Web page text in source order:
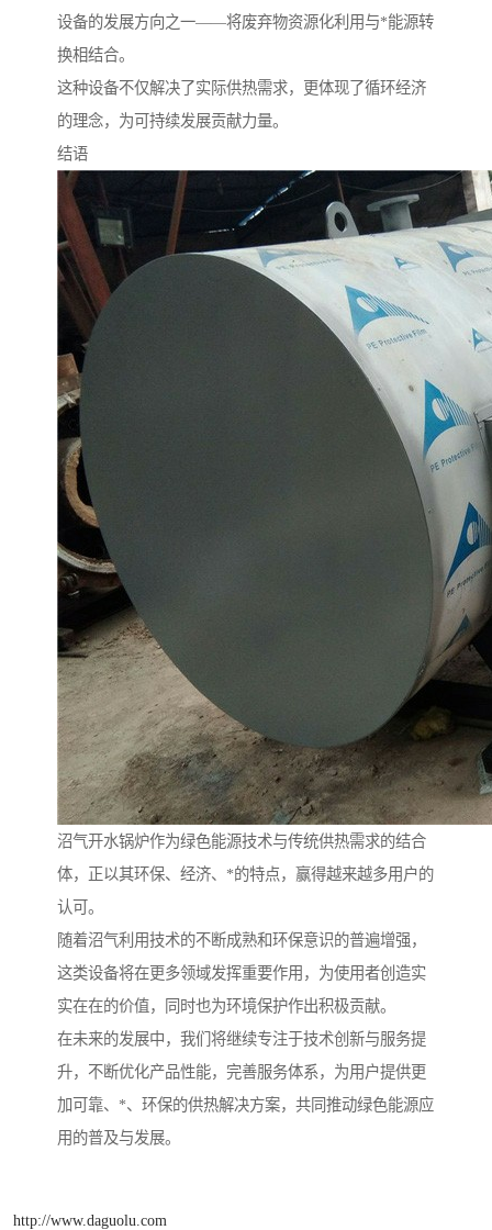
设备的发展方向之一——将废弃物资源化利用与*能源转
换相结合。
这种设备不仅解决了实际供热需求，更体现了循环经济
的理念，为可持续发展贡献力量。
结语
沼气开水锅炉作为绿色能源技术与传统供热需求的结合
体，正以其环保、经济、*的特点，赢得越来越多用户的
认可。
随着沼气利用技术的不断成熟和环保意识的普遍增强，
这类设备将在更多领域发挥重要作用，为使用者创造实
实在在的价值，同时也为环境保护作出积极贡献。
在未来的发展中，我们将继续专注于技术创新与服务提
升，不断优化产品性能，完善服务体系，为用户提供更
加可靠、*、环保的供热解决方案，共同推动绿色能源应
用的普及与发展。
http://www.daguolu.com